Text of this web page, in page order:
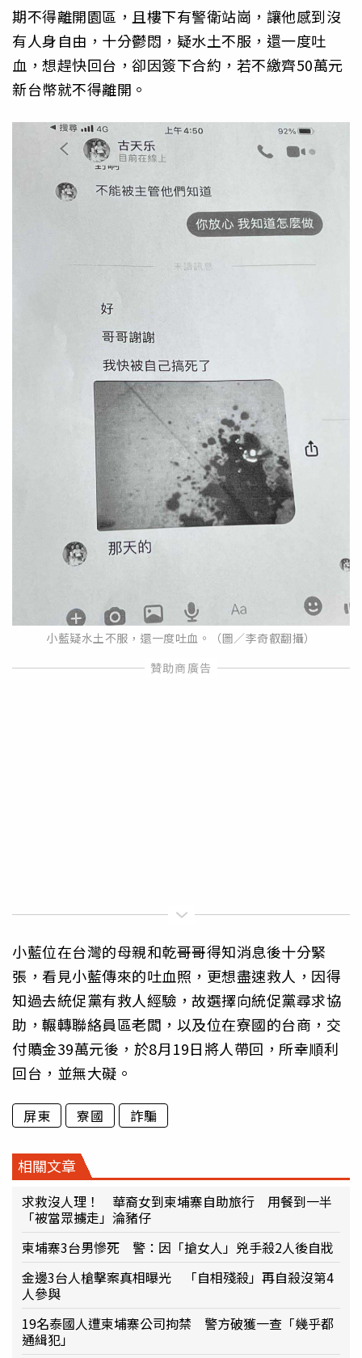
期不得離開園區，且樓下有警衛站崗，讓他感到沒
有人身自由，十分鬱悶，疑水土不服，還一度吐
血，想趕快回台，卻因簽下合約，若不繳齊50萬元
新台幣就不得離開。
小藍疑水土不服，還一度吐血。（圖／李奇叡翻攝）
小藍位在台灣的母親和乾哥哥得知消息後十分緊
張，看見小藍傳來的吐血照，更想盡速救人，因得
知過去統促黨有救人經驗，故選擇向統促黨尋求協
助，輾轉聯絡員區老闆，以及位在寮國的台商，交
付贖金39萬元後，於8月19日將人帶回，所幸順利
回台，並無大礙。
屏東 寮國 詐騙
相關文章
求救沒人理！ 華裔女到柬埔寨自助旅行 用餐到一半
「被當眾擄走」淪豬仔
柬埔寨3台男慘死 警：因「搶女人」兇手殺2人後自戕
金邊3台人槍擊案真相曝光 「自相殘殺」再自殺沒第4
人參與
19名泰國人遭柬埔寨公司拘禁 警方破獲一查「幾乎都
通緝犯」